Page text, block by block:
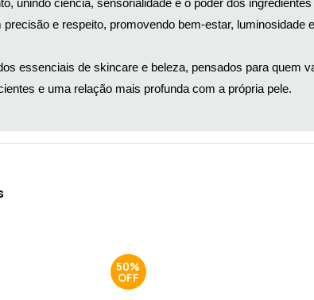
unindo ciência, sensorialidade e o poder dos
e respeito, promovendo bem-estar, luminosidade
essenciais de skincare e beleza, pensados para quem
e uma relação mais profunda com a própria pele.
50%